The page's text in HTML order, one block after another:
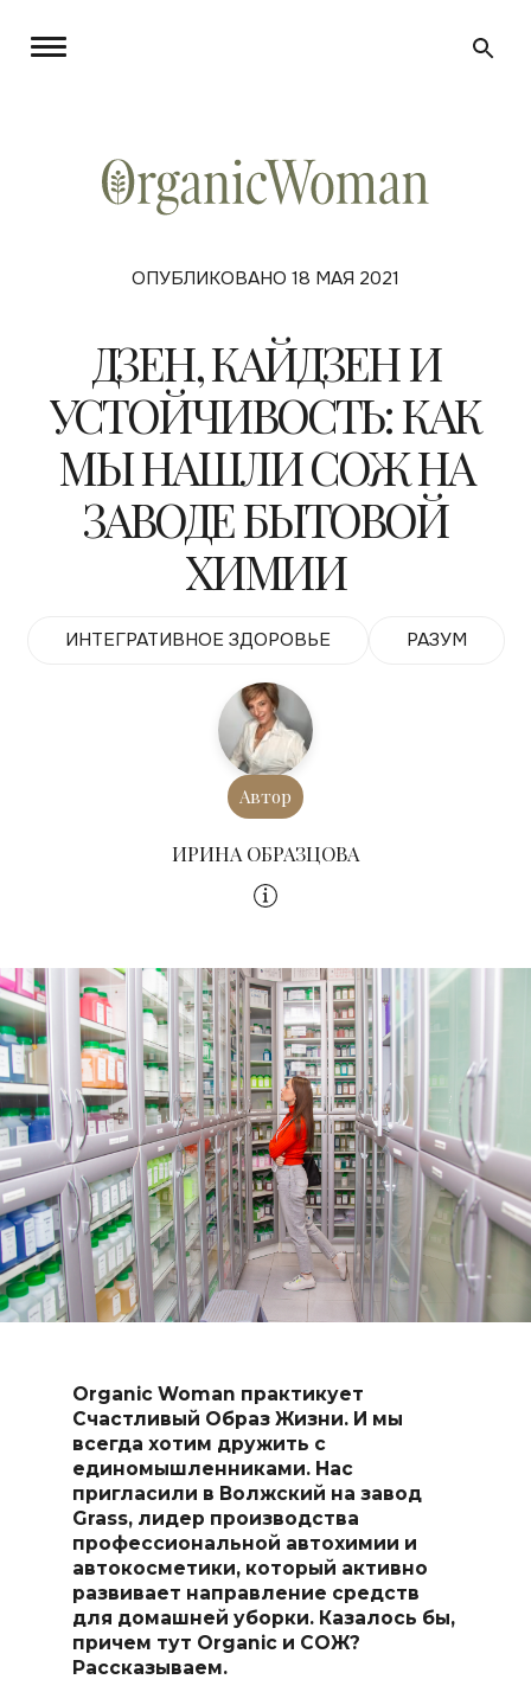
ОПУБЛИКОВАНО 18 МАЯ 2021
ДЗЕН, КАЙДЗЕН И
УСТОЙЧИВОСТЬ: КАК
МЫ НАШЛИ СОЖ НА
ЗАВОДЕ БЫТОВОЙ
ХИМИИ
ИНТЕГРАТИВНОЕ ЗДОРОВЬЕ РАЗУМ
Автор
ИРИНА ОБРАЗЦОВА
Organic Woman практикует
Счастливый Образ Жизни. И мы
всегда хотим дружить с
единомышленниками. Нас
пригласили в Волжский на завод
Grass, лидер производства
профессиональной автохимии и
автокосметики, который активно
развивает направление средств
для домашней уборки. Казалось бы,
причем тут Organic и СОЖ?
Рассказываем.